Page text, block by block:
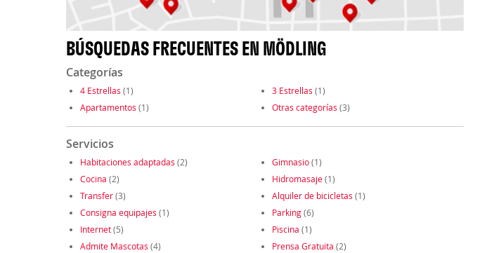
BÚSQUEDAS FRECUENTES EN MÖDLING
Categorías
4 Estrellas (1) 3 Estrellas (1)
Apartamentos (1) Otras categorías (3)
Servicios
Habitaciones adaptadas (2) Gimnasio(1)
Cocina (2) Hidromasaje(1)
Transfer(3) Alquiler de bicicletas (1)
Consigna equipajes (1) Parking(6)
Internet(5) Piscina (1)
Admite Mascotas (4) Prensa Gratuita (2)